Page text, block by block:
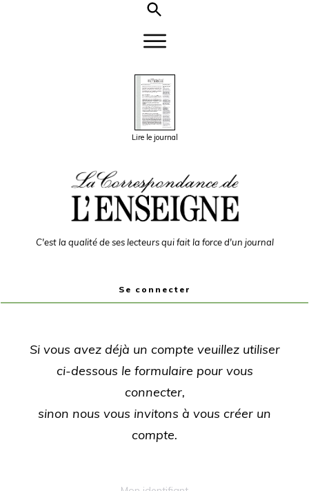
Lire le journal
C'est la qualité de ses lecteurs qui fait la force d'un journal
Se connecter
Si vous avez déjà un compte veuillez utiliser
ci-dessous le formulaire pour vous
connecter,
sinon nous vous invitons à vous créer un
compte.